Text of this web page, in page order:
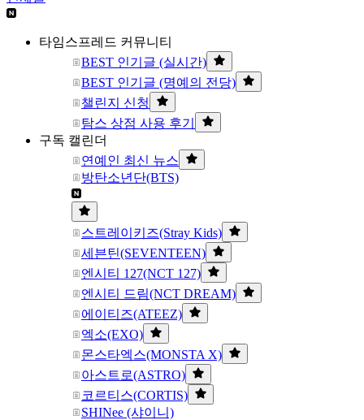
타임스프레드 커뮤니티
BEST 인기글 (실시간)
BEST 인기글 (명예의 전당)
챌린지 신청
탐스 상점 사용 후기
구독 캘린더
연예인 최신 뉴스
방탄소년단(BTS)
스트레이키즈(Stray Kids)
세븐틴(SEVENTEEN)
엔시티 127(NCT 127)
엔시티 드림(NCT DREAM)
에이티즈(ATEEZ)
엑소(EXO)
몬스타엑스(MONSTA X)
아스트로(ASTRO)
코르티스(CORTIS)
SHINee (샤이니)